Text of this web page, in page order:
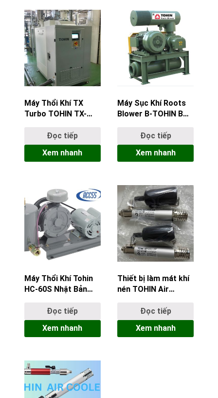
Máy Thổi Khí TX
Turbo TOHIN TX-
Thải CO2 Cho Trạm
Nước Thải
Đọc tiếp
Xem nhanh
Máy Sục Khí Roots
Blower B-TOHIN BK4
ACC55Đọc tiếp
Xem nhanh
Máy Thổi Khí Tohin
HC-60S Nhật Bản
ACC55Đọc tiếp
Xem nhanh
Thiết bị làm mát khí
nén TOHIN Air
Đọc tiếp
Xem nhanh